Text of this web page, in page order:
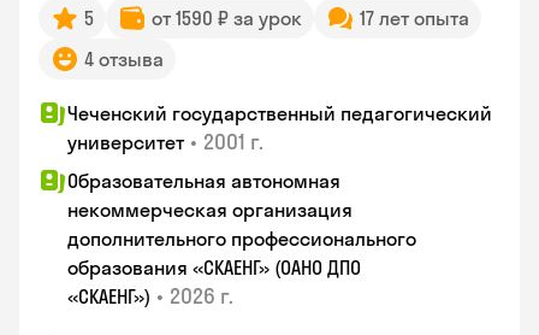
5 от 1590 ₽ за урок
17 лет опыта
4 отзыва
Чеченский государственный педагогический
университет • 2001 г.
Образовательная автономная
некоммерческая организация
дополнительного профессионального
образования «СКАЕНГ» (ОАНО ДПО
«СКАЕНГ») • 2026 г.